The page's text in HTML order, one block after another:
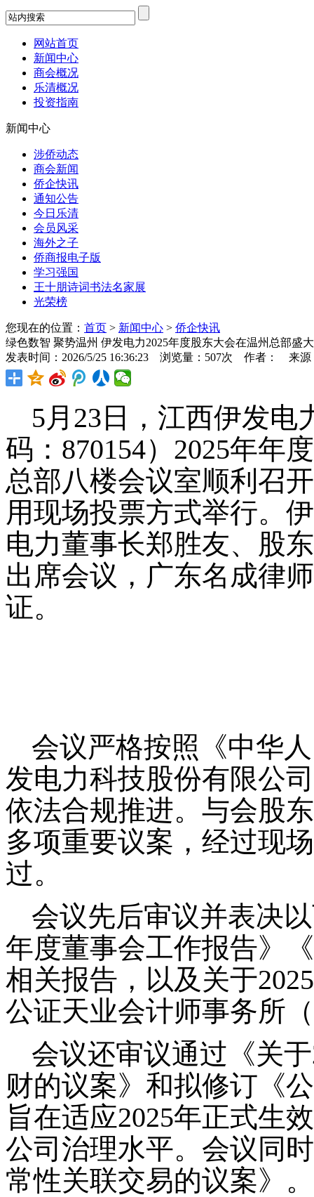
网站首页
新闻中心
商会概况
乐清概况
投资指南
新闻中心
涉侨动态
商会新闻
侨企快讯
通知公告
今日乐清
会员风采
海外之子
侨商报电子版
学习强国
王十朋诗词书法名家展
光荣榜
您现在的位置： 首页 > 新闻中心 > 侨企快讯
绿色数智 聚势温州 伊发电力2025年度股东大会在温州总部盛
发表时间：2026/5/25 16:36:23 浏览量：507次 作者： 来源
5月23日，江西伊发电
码：870154）2025年年
总部八楼会议室顺利召
用现场投票方式举行。
电力董事长郑胜友、股
出席会议，广东名成律
证。
会议严格按照《中华
发电力科技股份有限公
依法合规推进。与会股
多项重要议案，经过现
过。
会议先后审议并表决
年度董事会工作报告》
相关报告，以及关于
公证天业会计师事务所
会议还审议通过《关于
财的议案》和拟修订《
旨在适应2025年正式生
公司治理水平。会议同
常性关联交易的议案》。